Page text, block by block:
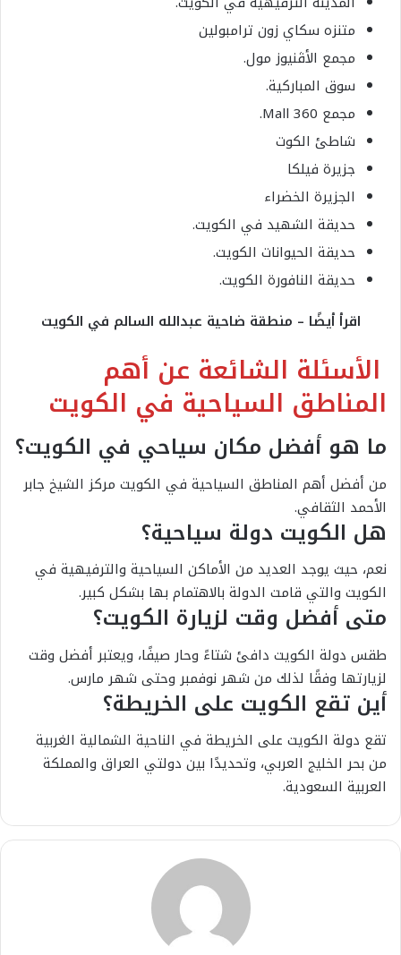
متنزه سكاي زون ترامبولين
مجمع الأڤنيوز مول.
سوق المباركية.
مجمع Mall 360.
شاطئ الكوت
جزيرة فيلكا
الجزيرة الخضراء
حديقة الشهيد في الكويت.
حديقة الحيوانات الكويت.
حديقة النافورة الكويت.
اقرأ أيضًا – منطقة ضاحية عبدالله السالم في الكويت
الأسئلة الشائعة عن أهم
المناطق السياحية في الكويت
ما هو أفضل مكان سياحي في الكويت؟
من أفضل أهم المناطق السياحية في الكويت مركز الشيخ جابر
الأحمد الثقافي.
هل الكويت دولة سياحية؟
نعم، حيث يوجد العديد من الأماكن السياحية والترفيهية في
الكويت والتي قامت الدولة بالاهتمام بها بشكل كبير.
متى أفضل وقت لزيارة الكويت؟
طقس دولة الكويت دافئ شتاءً وحار صيفًا، ويعتبر أفضل وقت
لزيارتها وفقًا لذلك من شهر نوفمبر وحتى شهر مارس.
أين تقع الكويت على الخريطة؟
تقع دولة الكويت على الخريطة في الناحية الشمالية الغربية
من بحر الخليج العربي، وتحديدًا بين دولتي العراق والمملكة
العربية السعودية.